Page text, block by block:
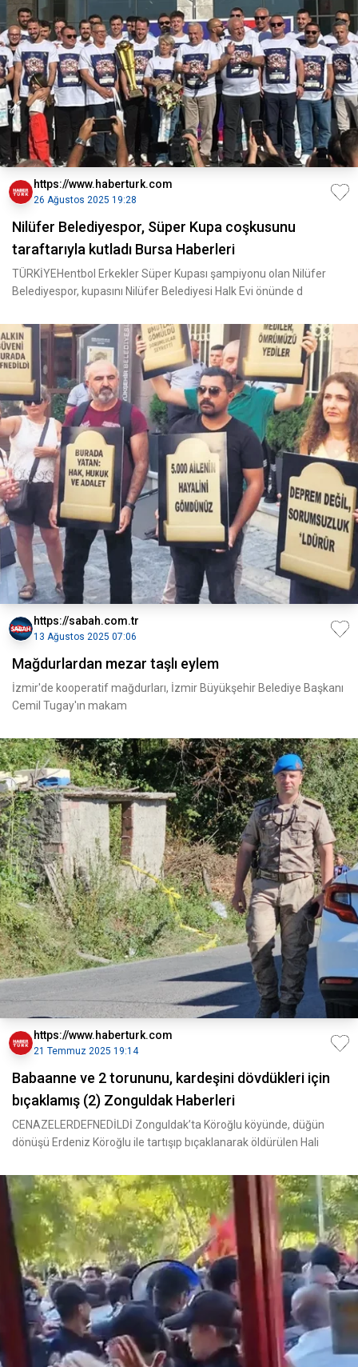
https://www.haberturk.com
26 Ağustos 2025 19:28
Nilüfer Belediyespor, Süper Kupa coşkusunu
taraftarıyla kutladı Bursa Haberleri
TÜRKİYEHentbol Erkekler Süper Kupası şampiyonu olan Nilüfer
Belediyespor, kupasını Nilüfer Belediyesi Halk Evi önünde d
https://sabah.com.tr
13 Ağustos 2025 07:06
Mağdurlardan mezar taşlı eylem
İzmir'de kooperatif mağdurları, İzmir Büyükşehir Belediye Başkanı
Cemil Tugay'ın makam
https://www.haberturk.com
21 Temmuz 2025 19:14
Babaanne ve 2 torununu, kardeşini dövdükleri için
bıçaklamış (2) Zonguldak Haberleri
CENAZELERDEFNEDİLDİ Zonguldak’ta Köroğlu köyünde, düğün
dönüşü Erdeniz Köroğlu ile tartışıp bıçaklanarak öldürülen Hali